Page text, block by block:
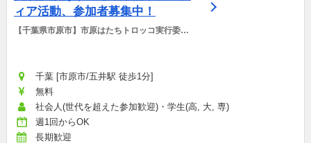
ィア活動、参加者募集中！
【千葉県市原市】市原はたちトロッコ実行委員
千葉 [市原市/五井駅 徒歩1分]
無料
社会人(世代を超えた参加歓迎)・学生(高, 大, 専)
週1回からOK
長期歓迎